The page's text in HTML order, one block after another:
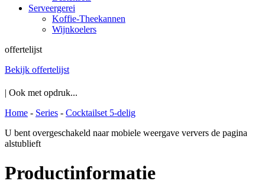
Serveergerei
Koffie-Theekannen
Wijnkoelers
offertelijst
Bekijk offertelijst
| Ook met opdruk...
Home - Series - Cocktailset 5-delig
U bent overgeschakeld naar mobiele weergave ververs de pagina
alstublieft
Productinformatie